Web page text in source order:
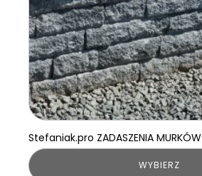
Stefaniak.pro ZADASZENIA MURKÓW
WYBIERZ